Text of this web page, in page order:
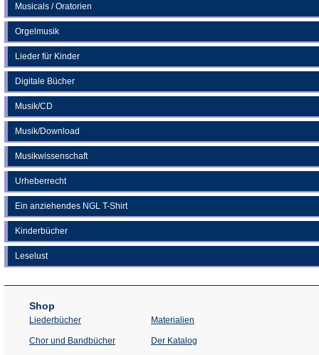
Musicals / Oratorien
Orgelmusik
Lieder für Kinder
Digitale Bücher
Musik/CD
Musik/Download
Musikwissenschaft
Urheberrecht
Ein anziehendes NGL T-Shirt
Kinderbücher
Leselust
Shop
Liederbücher
Chor und Bandbücher
Materialien
Der Katalog